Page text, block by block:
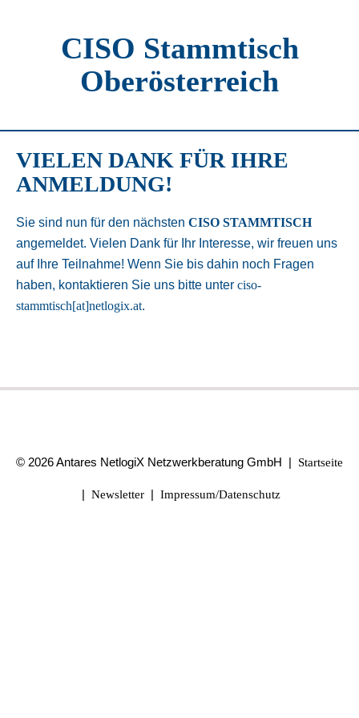
CISO Stammtisch
Oberösterreich
VIELEN DANK FÜR IHRE
ANMELDUNG!
Sie sind nun für den nächsten CISO STAMMTISCH
angemeldet. Vielen Dank für Ihr Interesse, wir freuen uns
auf Ihre Teilnahme! Wenn Sie bis dahin noch Fragen
haben, kontaktieren Sie uns bitte unter ciso-
stammtisch[at]netlogix.at.
© 2026 Antares NetlogiX Netzwerkberatung GmbH | Startseite
| Newsletter | Impressum/Datenschutz